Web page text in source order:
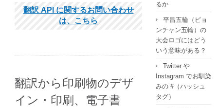
翻訳 API に関するお問い合わせ
は、こちら
翻訳から印刷物のデザ
イン・印刷、電子書
るか
平昌五輪（ピョ
ンチャン五輪）の
大会ロゴにはどう
いう意味がある？
Twitter や
Instagram でお馴染
みの #（ハッシュ
タグ）